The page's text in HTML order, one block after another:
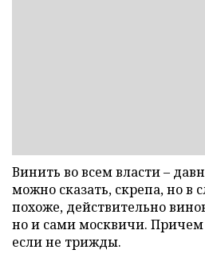
Винить во всем власти –
можно сказать, скрепа, но в
похоже, действительно
но и сами москвичи.
если не трижды.